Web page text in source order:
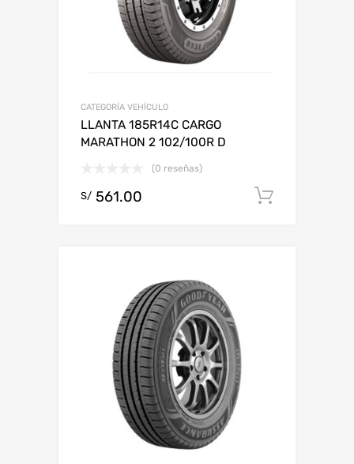
CATEGORÍA VEHÍCULO
LLANTA 185R14C CARGO
MARATHON 2 102/100R D
(0 reseñas)
S/ 561.00